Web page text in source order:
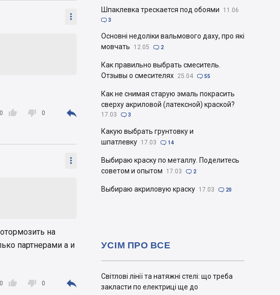


0  0 

на
партнерами а и

0  0 
Шпаклевка трескается под обоями 11.06
 3
Основні недоліки вальмового даху, про які
мовчать
12.05  2
Как правильно выбрать смеситель.
Отзывы о смесителях 25.04  55
Как не снимая старую эмаль покрасить
сверху акриловой (латексной) краской?
17.03  3
Какую выбрать грунтовку и
шпатлевку 17.03  14
Выбираю краску по металлу. Поделитесь
советом и опытом
17.03  2
Выбираю акриловую краску 17.03  20
Світлові лінії та натяжні стелі: що треба
закласти по електриці ще до
УСІМ ПРО ВСЕ